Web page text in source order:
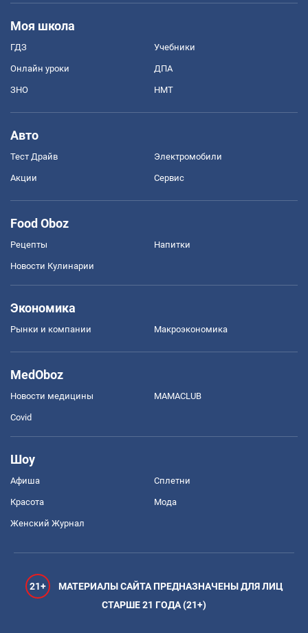
Моя школа
ГДЗ Учебники
Онлайн уроки ДПА
ЗНО НМТ
Авто
Тест Драйв Электромобили
Акции Сервис
Food Oboz
Рецепты Напитки
Новости Кулинарии
Экономика
Рынки и компании Mакроэкономика
MedOboz
Новости медицины MAMACLUB
Covid
Шоу
Афиша Сплетни
Красота Мода
Женский Журнал
21+
МАТЕРИАЛЫ САЙТА ПРЕДНАЗНАЧЕНЫ ДЛЯ ЛИЦ
СТАРШЕ 21 ГОДА (21+)